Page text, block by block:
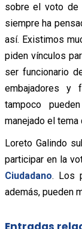
sobre el voto de
siempre ha
así. Existimos
piden vínculos
ser funcionario
embajadores y
tampoco
manejado el tema
Loreto Galindo
participar en la
Ciudadano. Los
además, pueden